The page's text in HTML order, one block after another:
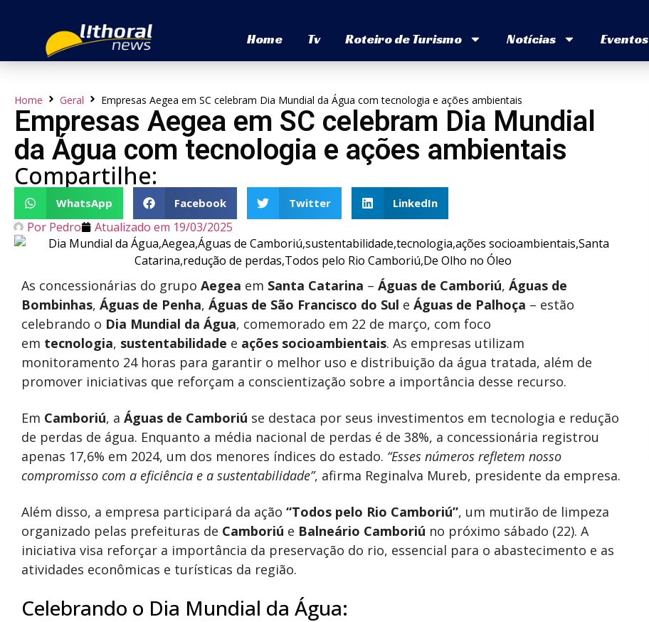
Home Tv Roteiro de Turismo Notícias Eventos
Home Geral Empresas Aegea em SC celebram Dia Mundial da Água com tecnologia e ações ambientais
Empresas Aegea em SC celebram Dia Mundial
da Água com tecnologia e ações ambientais
Compartilhe:
WhatsApp Facebook Twitter LinkedIn
Por Pedro Atualizado em 19/03/2025
As concessionárias do grupo Aegea em Santa Catarina – Águas de Camboriú, Águas de
Bombinhas, Águas de Penha, Águas de São Francisco do Sul e Águas de Palhoça – estão
celebrando o Dia Mundial da Água, comemorado em 22 de março, com foco
em tecnologia, sustentabilidade e ações socioambientais. As empresas utilizam
monitoramento 24 horas para garantir o melhor uso e distribuição da água tratada, além de
promover iniciativas que reforçam a conscientização sobre a importância desse recurso.
Em Camboriú, a Águas de Camboriú se destaca por seus investimentos em tecnologia e redução
de perdas de água. Enquanto a média nacional de perdas é de 38%, a concessionária registrou
apenas 17,6% em 2024, um dos menores índices do estado. “Esses números refletem nosso
compromisso com a eficiência e a sustentabilidade”, afirma Reginalva Mureb, presidente da empresa.
Além disso, a empresa participará da ação “Todos pelo Rio Camboriú”, um mutirão de limpeza
organizado pelas prefeituras de Camboriú e Balneário Camboriú no próximo sábado (22). A
iniciativa visa reforçar a importância da preservação do rio, essencial para o abastecimento e as
atividades econômicas e turísticas da região.
Celebrando o Dia Mundial da Água: